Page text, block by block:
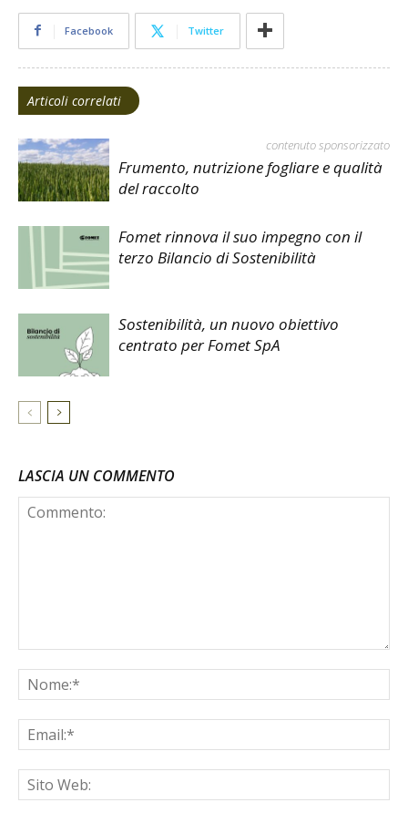
Facebook Twitter
Articoli correlati
contenuto sponsorizzato
Frumento, nutrizione fogliare e qualità
del raccolto
Fomet rinnova il suo impegno con il
terzo Bilancio di Sostenibilità
Sostenibilità, un nuovo obiettivo
centrato per Fomet SpA
LASCIA UN COMMENTO